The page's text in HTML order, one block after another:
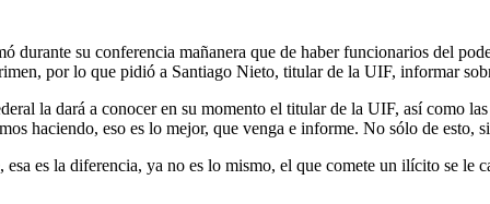
durante su conferencia mañanera que de haber funcionarios del
por lo que pidió a Santiago Nieto, titular de la UIF, informar
la dará a conocer en su momento el titular de la UIF, así como
haciendo, eso es lo mejor, que venga e informe. No sólo de esto,
es la diferencia, ya no es lo mismo, el que comete un ilícito se le